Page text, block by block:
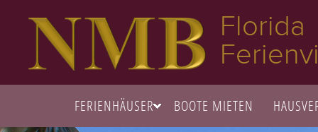
Florida
FERIENHÄUSER BOOTE MIETEN